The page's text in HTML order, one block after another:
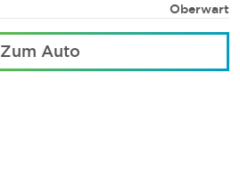
Oberwart
Zum Auto